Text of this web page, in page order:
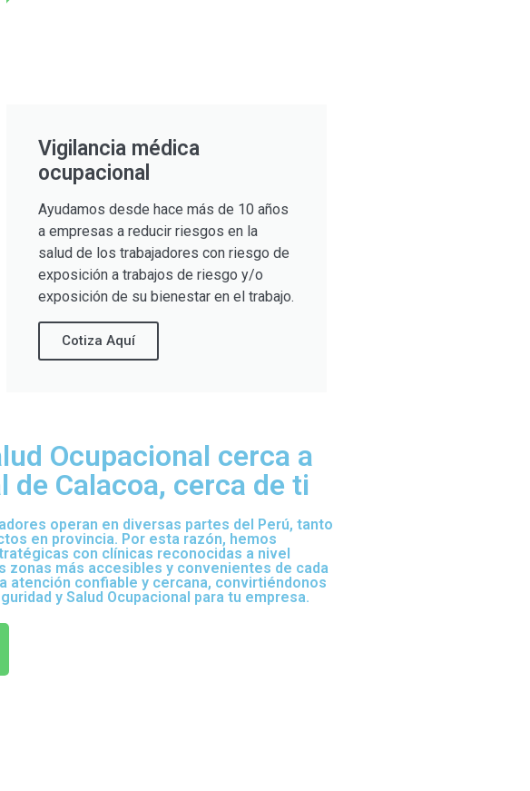
Vigilancia médica
ocupacional
Ayudamos desde hace más de 10 años
a empresas a reducir riesgos en la
salud de los trabajadores con riesgo de
exposición a trabajos de riesgo y/o
exposición de su bienestar en el trabajo.
Cotiza Aquí
Ocupacional cerca a
de Calacoa, cerca de ti
operan en diversas partes del Perú, tanto
en provincia. Por esta razón, hemos
con clínicas reconocidas a nivel
zonas más accesibles y convenientes de cada
atención confiable y cercana, convirtiéndonos
y Salud Ocupacional para tu empresa.